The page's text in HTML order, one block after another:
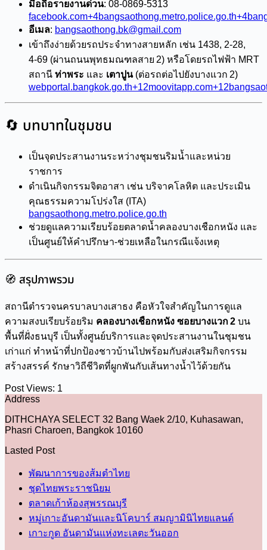
มือถือรายงานด่วน: 08‑0869‑5313
อีเมล: bangsaothong.bk@gmail.com
เข้าถึงง่ายด้วยรถประจำทางสายหลัก เช่น 1438, 2‑28,
4‑69 (ผ่านถนนพุทธมณฑลสาย 2) หรือโดยรถไฟฟ้า MRT
สถานี ท่าพระ และ เตาปูน(ต่อรถต่อไปยังบางแวก 2)
🔄 บทบาทในชุมชน
เป็นจุดประสานงานระหว่างชุมชนริมน้ำและหน่วย
ราชการ
ดำเนินกิจกรรมจิตอาสา เช่น บริจาคโลหิต และประเมิน
คุณธรรมความโปร่งใส (ITA)
bangsaothong.metro.police.go.th
ช่วยดูแลความเรียบร้อยตลาดน้ำคลองบางเชือกหนัง และ
เป็นศูนย์ให้คำปรึกษา-ช่วยเหลือในกรณีแจ้งเหตุ
🧭 สรุปภาพรวม
สถานีตำรวจนครบาลบางเสาธง คือหัวใจสำคัญในการดูแล
ความสงบเรียบร้อยริม คลองบางเชือกหนัง ซอยบางแวก 2 บน
พื้นที่ฝั่งธนบุรี เป็นทั้งศูนย์บริการและจุดประสานงานในชุมชน
เก่าแก่ ทำหน้าที่ปกป้องชาวบ้านไปพร้อมกับส่งเสริมกิจกรรม
สร้างสรรค์ รักษาวิถีชีวิตที่ผูกพันกับเส้นทางน้ำไว้ด้วยกัน
Post Views: 1
Address
DITHCHAYA SELECT 32 Bang Waek 2/10, Kuhasawan,
Phasri Charoen, Bangkok 10160
Lasted Post
พัฒนาการของส้มตำไทย
ชุดไทยพระราชนิยม
ตลาดเก้าห้องสุพรรณบุรี
หมู่เกาะอันดามันและนิโคบาร์ สมญามินิไทยแลนด์
เกาะกูด อันดามันแห่งทะเลตะวันออก